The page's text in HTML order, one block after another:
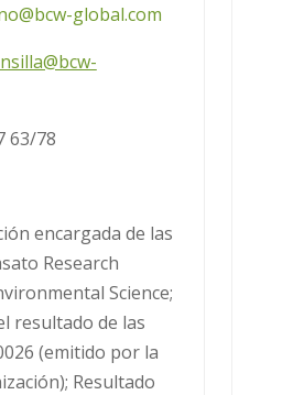
global.com
63/78
encargada de las
Research
Science;
resultado de las
(emitido por la
Resultado